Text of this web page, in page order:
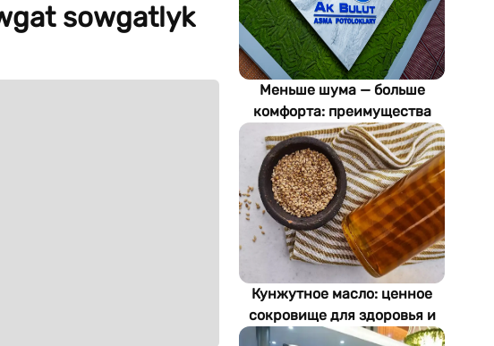
sowgatlyk
Меньше шума — больше
комфорта: преимущества
акустических потолков Ak
Bulut
Кунжутное масло: ценное
сокровище для здоровья и
экономики Туркменистана